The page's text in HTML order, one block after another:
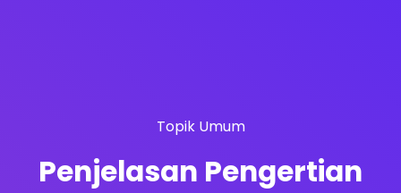
Topik Umum
Penjelasan Pengertian